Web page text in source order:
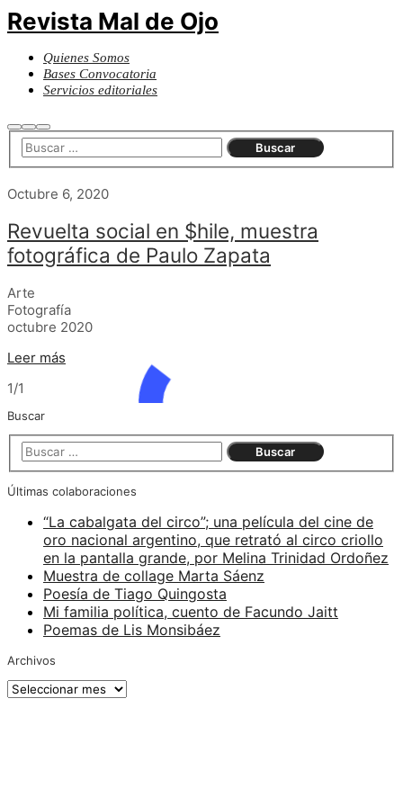
Revista Mal de Ojo
Quienes Somos
Bases Convocatoria
Servicios editoriales
Buscar
Más
información
Menú
principal
Octubre 6, 2020
Revuelta social en $hile, muestra
fotográfica de Paulo Zapata
Arte
Fotografía
octubre 2020
Leer más
1/1
Buscar
Últimas colaboraciones
“La cabalgata del circo”; una película del cine de
oro nacional argentino, que retrató al circo criollo
en la pantalla grande, por Melina Trinidad Ordoñez
Muestra de collage Marta Sáenz
Poesía de Tiago Quingosta
Mi familia política, cuento de Facundo Jaitt
Poemas de Lis Monsibáez
Archivos
Archivos